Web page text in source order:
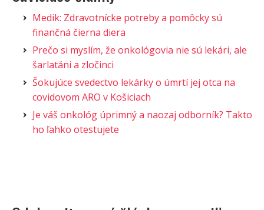
Medik: Zdravotnícke potreby a pomôcky sú
finančná čierna diera
Prečo si myslím, že onkológovia nie sú lekári, ale
šarlatáni a zločinci
Šokujúce svedectvo lekárky o úmrtí jej otca na
covidovom ARO v Košiciach
Je váš onkológ úprimný a naozaj odborník? Takto
ho ľahko otestujete